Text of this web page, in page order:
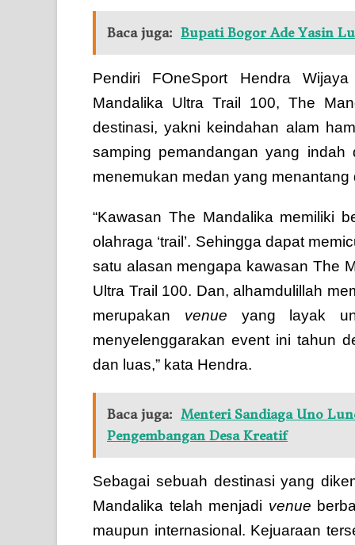
Baca juga: Bupati Bogor Ade Yasin
Pendiri FOneSport Hendra
Mandalika Ultra Trail 100, The
destinasi, yakni keindahan alam
samping pemandangan yang
menemukan medan yang menantang
“Kawasan The Mandalika memiliki
olahraga ‘trail’. Sehingga dapat
satu alasan mengapa kawasan The
Ultra Trail 100. Dan, alhamdulillah
merupakan venue yang layak
menyelenggarakan event ini tahun
dan luas,” kata Hendra.
Baca juga: Menteri Sandiaga Uno
Pengembangan Desa Kreatif
Sebagai sebuah destinasi yang
Mandalika telah menjadi venue
maupun internasional. Kejuaraan